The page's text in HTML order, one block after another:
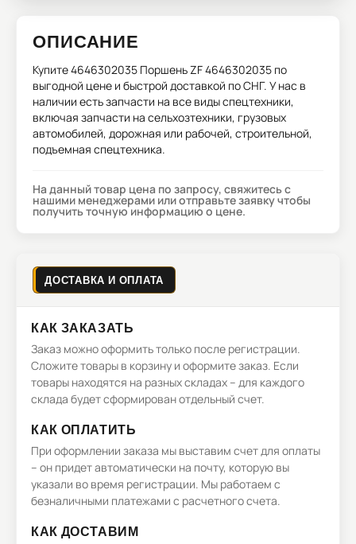
ОПИСАНИЕ
Купите4646302035 Поршень ZF 4646302035 по
выгодной цене и быстрой доставкой по СНГ. У нас в
наличии есть запчасти на все виды спецтехники,
включая запчасти на сельхозтехники, грузовых
автомобилей, дорожная или рабочей, строительной,
подъемная спецтехника.
На данный товар цена по запросу, свяжитесь с
нашими менеджерами или отправьте заявку чтобы
получить точную информацию о цене.
ДОСТАВКА И ОПЛАТА
КАК ЗАКАЗАТЬ
Заказ можно оформить только после регистрации.
Сложите товары в корзину и оформите заказ. Если
товары находятся на разных складах – для каждого
склада будет сформирован отдельный счет.
КАК ОПЛАТИТЬ
При оформлении заказа мы выставим счет для оплаты
– он придет автоматически на почту, которую вы
указали во время регистрации. Мы работаем с
безналичными платежами с расчетного счета.
КАК ДОСТАВИМ